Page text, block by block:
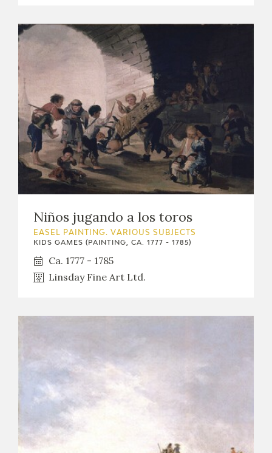
FRANCISCO DE GOYA
EL VIAJE DE GOYA
Niños jugando a los toros
EASEL PAINTING. VARIOUS SUBJECTS
KIDS GAMES (PAINTING, CA. 1777 - 1785)
Ca. 1777 - 1785
Linsday Fine Art Ltd.